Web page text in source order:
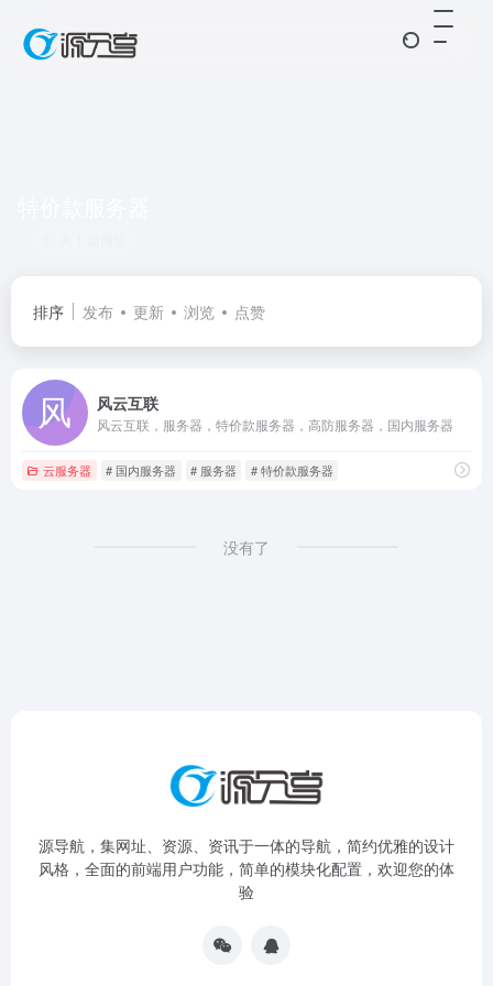
排序 发布 更新 浏览 点赞
风云互联
风云互联，服务器，特价款服务器，高防服务器，国内服务器
云服务器 # 国内服务器 # 服务器 # 特价款服务器
没有了
源导航，集网址、资源、资讯于一体的导航，简约优雅的设计
风格，全面的前端用户功能，简单的模块化配置，欢迎您的体
验